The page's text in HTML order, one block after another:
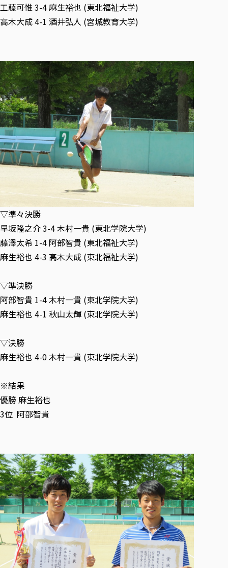
工藤可惟 3-4 麻生裕也 (東北福祉大学)
高木大成 4-1 酒井弘人 (宮城教育大学)
▽準々決勝
早坂隆之介 3-4 木村一貴 (東北学院大学)
藤澤太希 1-4 阿部智貴 (東北福祉大学)
麻生裕也 4-3 高木大成 (東北福祉大学)
▽準決勝
阿部智貴 1-4 木村一貴 (東北学院大学)
麻生裕也 4-1 秋山太輝 (東北学院大学)
▽決勝
麻生裕也 4-0 木村一貴 (東北学院大学)
※結果
優勝 麻生裕也
3位 阿部智貴